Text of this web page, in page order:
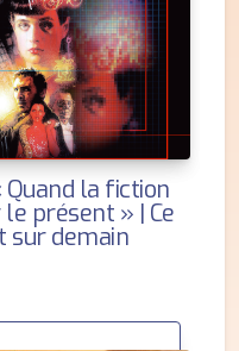
Quand la fiction
présent » | Ce
sur demain